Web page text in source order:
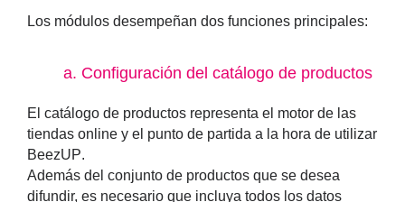
Los módulos desempeñan dos funciones principales:
a. Configuración del catálogo de productos
El catálogo de productos representa el motor de las
tiendas online y el punto de partida a la hora de utilizar
BeezUP.
Además del conjunto de productos que se desea
difundir, es necesario que incluya todos los datos